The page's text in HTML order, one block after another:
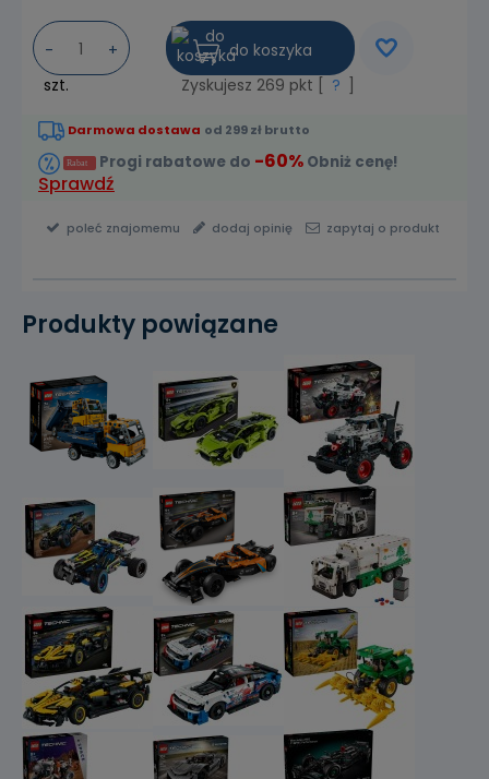
-
+
szt.
do koszyka
Zyskujesz 269 pkt [ ?
Darmowa dostawa od 299 zł brutto
Progi rabatowe do -60% Obniż cenę!
Sprawdź
zapytaj o produkt
poleć znajomemu dodaj opinię
Produkty powiązane